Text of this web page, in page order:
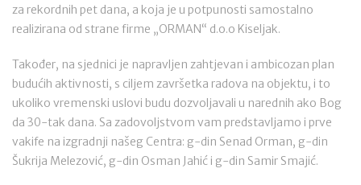
za rekordnih pet dana, a koja je u potpunosti samostalno
realizirana od strane firme „ORMAN“ d.o.o Kiseljak.
Također, na sjednici je napravljen zahtjevan i ambicozan plan
budućih aktivnosti, s ciljem završetka radova na objektu, i to
ukoliko vremenski uslovi budu dozvoljavali u narednih ako Bog
da 30-tak dana. Sa zadovoljstvom vam predstavljamo i prve
vakife na izgradnji našeg Centra: g-din Senad Orman, g-din
Šukrija Melezović, g-din Osman Jahić i g-din Samir Smajić.